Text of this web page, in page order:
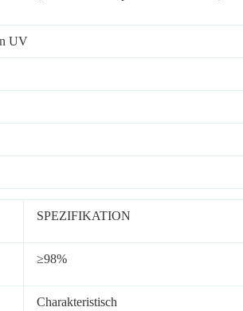
UV
SPEZIFIKATION
≥98%
Charakteristisch